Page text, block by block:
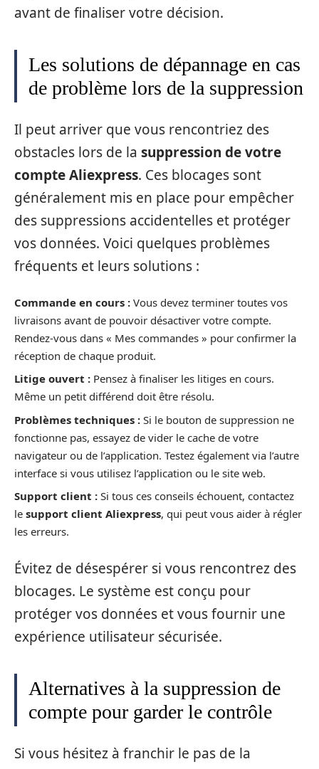
avant de finaliser votre décision.
Les solutions de dépannage en cas
de problème lors de la suppression
Il peut arriver que vous rencontriez des
obstacles lors de la suppression de votre
compte Aliexpress. Ces blocages sont
généralement mis en place pour empêcher
des suppressions accidentelles et protéger
vos données. Voici quelques problèmes
fréquents et leurs solutions :
Commande en cours : Vous devez terminer toutes vos
livraisons avant de pouvoir désactiver votre compte.
Rendez-vous dans « Mes commandes » pour confirmer la
réception de chaque produit.
Litige ouvert : Pensez à finaliser les litiges en cours.
Même un petit différend doit être résolu.
Problèmes techniques : Si le bouton de suppression ne
fonctionne pas, essayez de vider le cache de votre
navigateur ou de l’application. Testez également via l’autre
interface si vous utilisez l’application ou le site web.
Support client : Si tous ces conseils échouent, contactez
le support client Aliexpress, qui peut vous aider à régler
les erreurs.
Évitez de désespérer si vous rencontrez des
blocages. Le système est conçu pour
protéger vos données et vous fournir une
expérience utilisateur sécurisée.
Alternatives à la suppression de
compte pour garder le contrôle
Si vous hésitez à franchir le pas de la